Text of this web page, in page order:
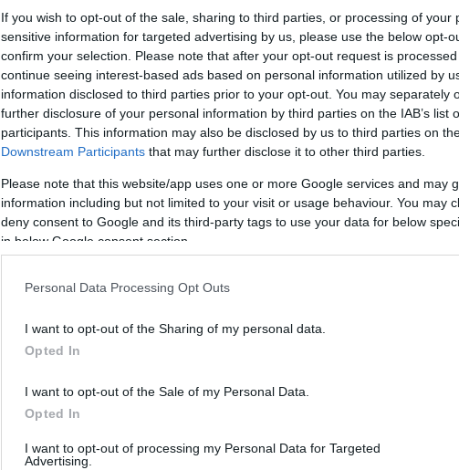
If you wish to opt-out of the sale, sharing to third parties, or processing of your
sensitive information for targeted advertising by us, please use the below opt-
confirm your selection. Please note that after your opt-out request is
continue seeing interest-based ads based on personal information utilized by
information disclosed to third parties prior to your opt-out. You may separately
further disclosure of your personal information by third parties on the IAB’s list
participants. This information may also be disclosed by us to third parties on
Downstream Participants that may further disclose it to other third parties.
Please note that this website/app uses one or more Google services and may
information including but not limited to your visit or usage behaviour. You may
deny consent to Google and its third-party tags to use your data for below
in below Google consent section.
Personal Data Processing Opt Outs
I want to opt-out of the Sharing of my personal data.
Opted In
I want to opt-out of the Sale of my Personal Data.
Opted In
I want to opt-out of processing my Personal Data for Targeted
Advertising.
Αναβάθμιση Κεφαλαιαγοράς
Το νομοσχέδιο για την αναβάθμιση της
φθηνών κεφαλαίων για τις μικρομεσαίες